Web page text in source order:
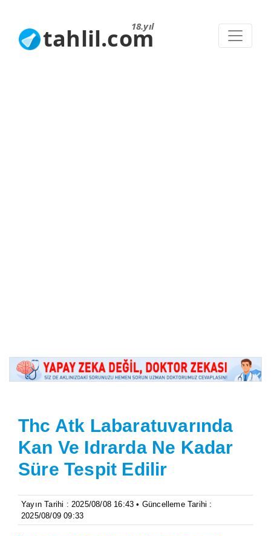
18.yıl
tahlil.com
Thc Atk Labaratuvarında
Kan Ve Idrarda Ne Kadar
Süre Tespit Edilir
Yayın Tarihi : 2025/08/08 16:43 • Güncelleme Tarihi :
2025/08/09 09:33